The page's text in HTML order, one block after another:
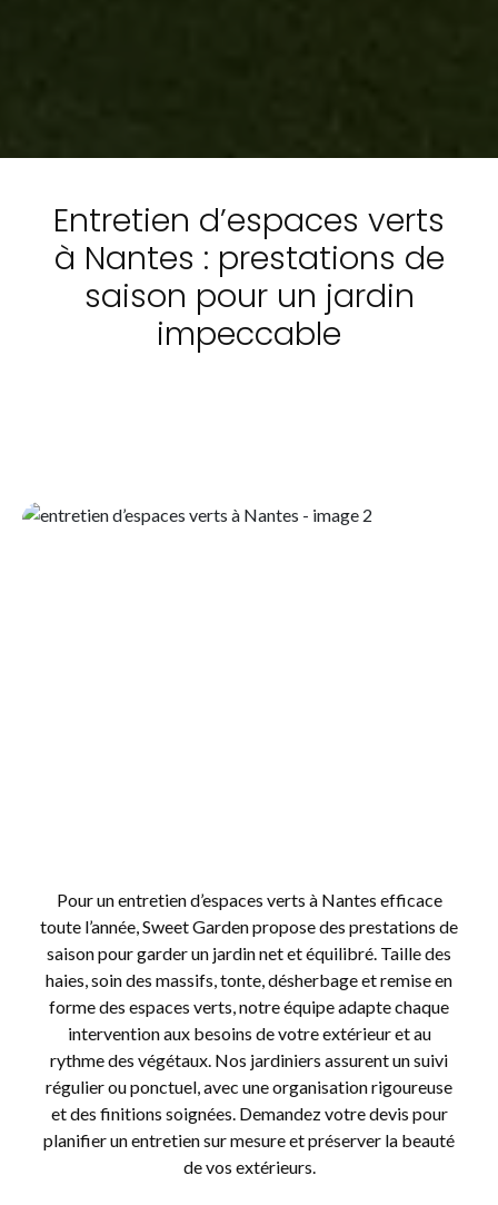
Entretien d’espaces verts
à Nantes : prestations de
saison pour un jardin
impeccable
Pour un entretien d’espaces verts à Nantes efficace
toute l’année, Sweet Garden propose des prestations de
saison pour garder un jardin net et équilibré. Taille des
haies, soin des massifs, tonte, désherbage et remise en
forme des espaces verts, notre équipe adapte chaque
intervention aux besoins de votre extérieur et au
rythme des végétaux. Nos jardiniers assurent un suivi
régulier ou ponctuel, avec une organisation rigoureuse
et des finitions soignées. Demandez votre devis pour
planifier un entretien sur mesure et préserver la beauté
de vos extérieurs.